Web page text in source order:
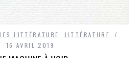
LITTÉRATURE
LITTÉRATURE
16 AVRIL 2019